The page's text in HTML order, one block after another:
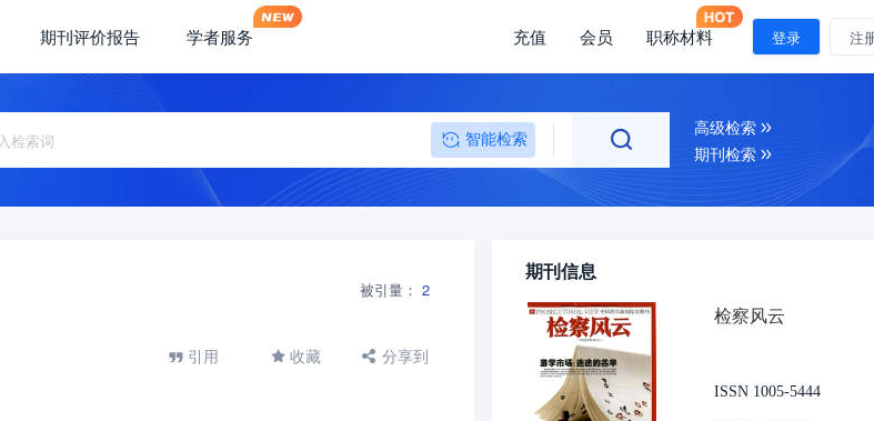
期刊评价报告 学者服务 充值 会员 职称材料 登录 注
智能检索
高级检索
期刊检索
被引量： 2
引用 收藏 分享到
期刊信息
检察风云
ISSN 1005-5444